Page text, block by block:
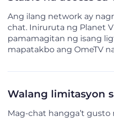
Ang ilang network ay
chat. Iniruruta ng Planet
pamamagitan ng isang
mapatakbo ang OmeTV
Walang limitasyon
Mag-chat hangga’t gusto